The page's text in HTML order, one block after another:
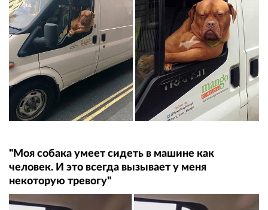
"Моя собака умеет сидеть в машине как
человек. И это всегда вызывает у меня
некоторую тревогу"